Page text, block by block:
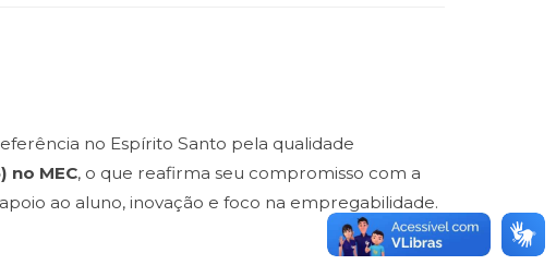
no Espírito Santo pela qualidade
no MEC, o que reafirma seu compromisso com a
ao aluno, inovação e foco na empregabilidade.